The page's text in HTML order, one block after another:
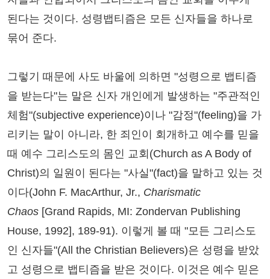
된다는 것이다. 성령뱁티즘은 모든 신자들을 하나로
묶어 준다.
그렇기 때문에 사도 바울에 의하면 "성령으로 뱁티즘
을 받는다"는 말은 신자 개인에게 발생하는 "주관적인
체험"(subjective experience)이나 "감정"(feeling)을 가
리키는 말이 아니라, 한 죄인이 회개하고 예수를 믿을
때 예수 그리스도의 몸인 교회(Church as A Body of
Christ)의 일원이 된다는 "사실"(fact)을 말하고 있는 것
이다(John F. MacArthur, Jr., Charismatic
Chaos [Grand Rapids, MI: Zondervan Publishing
House, 1992], 189-91). 이렇게 볼 때 "모든 그리스도
인 신자들"(All the Christian Believers)은 성령을 받았
고 성령으로 뱁티즘을 받은 것이다. 이것은 예수 믿은